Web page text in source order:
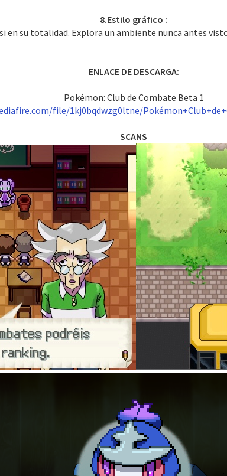
8.Estilo gráfico :
en su totalidad. Explora un ambiente nunca antes
ENLACE DE DESCARGA:
Pokémon: Club de Combate Beta 1
file/1kj0bqdwzg0ltne/
SCANS